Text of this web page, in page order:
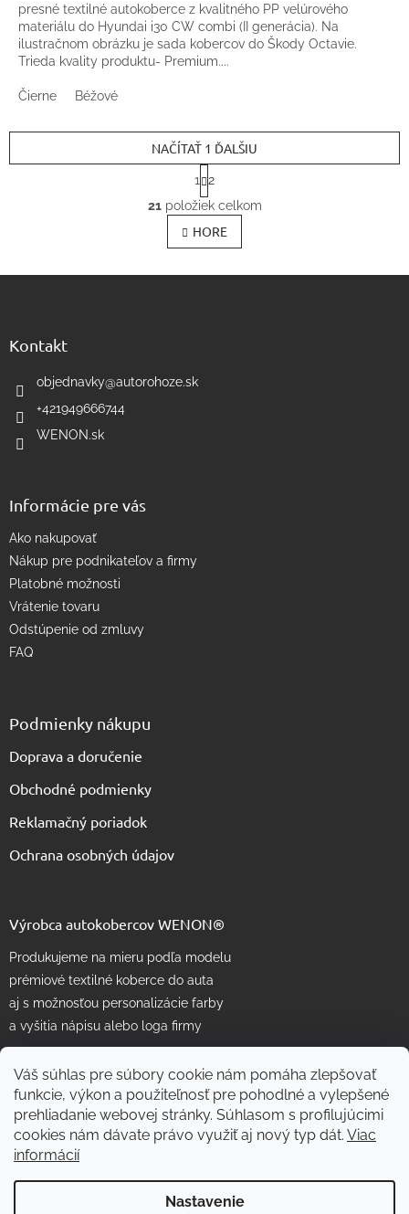
Váš súhlas pre súbory cookie nám pomáha zlepšovať
funkcie, výkon a použiteľnosť pre pohodlné a vylepšené
prehliadanie webovej stránky. Súhlasom s profilujúcimi
cookies nám dávate právo využiť aj nový typ dát. Viac
informácií
Nastavenie
presné textilné autokoberce z kvalitného PP velúrového
materiálu do Hyundai i30 CW combi (II generácia). Na
ilustračnom obrázku je sada kobercov do Škody Octavie.
Trieda kvality produktu- Premium....
Čierne Béžové
O
v
l
á
NAČÍTAŤ 1 ĎALŠIU
S
t
r
á
n
k
v
1 2
21položiek celkom
HORE
Kontakt
objednavky@autorohoze.sk
+421949666744
WENON.sk
Informácie pre vás
Ako nakupovať
Nákup pre podnikateľov a firmy
Platobné možnosti
Vrátenie tovaru
Odstúpenie od zmluvy
FAQ
Podmienky nákupu
Doprava a doručenie
Obchodné podmienky
Reklamačný poriadok
Ochrana osobných údajov
Výrobca autokobercov WENON®
Produkujeme na mieru podľa modelu
prémiové textilné koberce do auta
aj s možnosťou personalizácie farby
a vyšitia nápisu alebo loga firmy